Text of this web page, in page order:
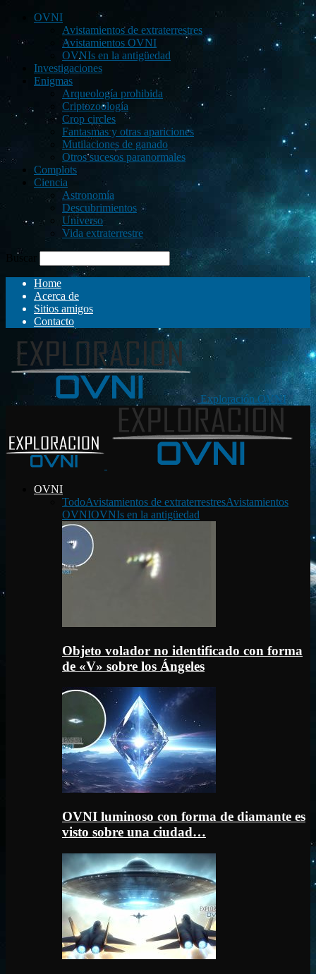
OVNI
Avistamientos de extraterrestres
Avistamientos OVNI
OVNIs en la antigüedad
Investigaciones
Enigmas
Arqueología prohibida
Criptozoología
Crop circles
Fantasmas y otras apariciones
Mutilaciones de ganado
Otros sucesos paranormales
Complots
Ciencia
Astronomía
Descubrimientos
Universo
Vida extraterrestre
Buscar
Home
Acerca de
Sitios amigos
Contacto
Exploración OVNI
OVNI
TodoAvistamientos de extraterrestresAvistamientos
OVNIOVNIs en la antigüedad
Objeto volador no identificado con forma
de «V» sobre los Ángeles
OVNI luminoso con forma de diamante es
visto sobre una ciudad…